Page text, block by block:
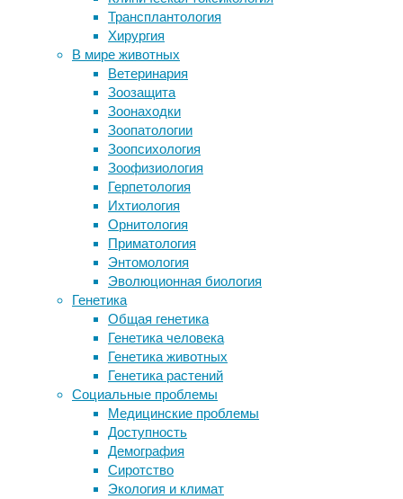
Трансплантология
Хирургия
В мире животных
Ветеринария
Зоозащита
Зоонаходки
Зоопатологии
Зоопсихология
Зоофизиология
Герпетология
Ихтиология
Орнитология
Приматология
Энтомология
Эволюционная биология
Генетика
Общая генетика
Генетика человека
Генетика животных
Генетика растений
Социальные проблемы
Медицинские проблемы
Доступность
Демография
Сиротство
Экология и климат
история,
культура
Авторы
нового
исследования
утверждают,
что
численность
населения
Рапа-
Нуи
оставалась
примерно
одинаковой
на
протяжении
веков
после
колонизации
острова.
И
только
прибытие
европейцев
привело
Рукоделие как хобби. Какие
просторы открывает творческая
деятельность
GPS поможет предсказывать
землетрясения
Почему плохой сон усиливает
атеросклероз
Люди высшего социального класса
склонны преувеличивать свои
способности
Следите за новостями